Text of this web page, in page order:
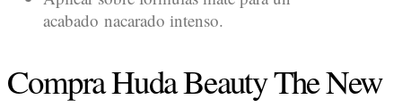
acabado nacarado intenso.
Compra Huda Beauty The New